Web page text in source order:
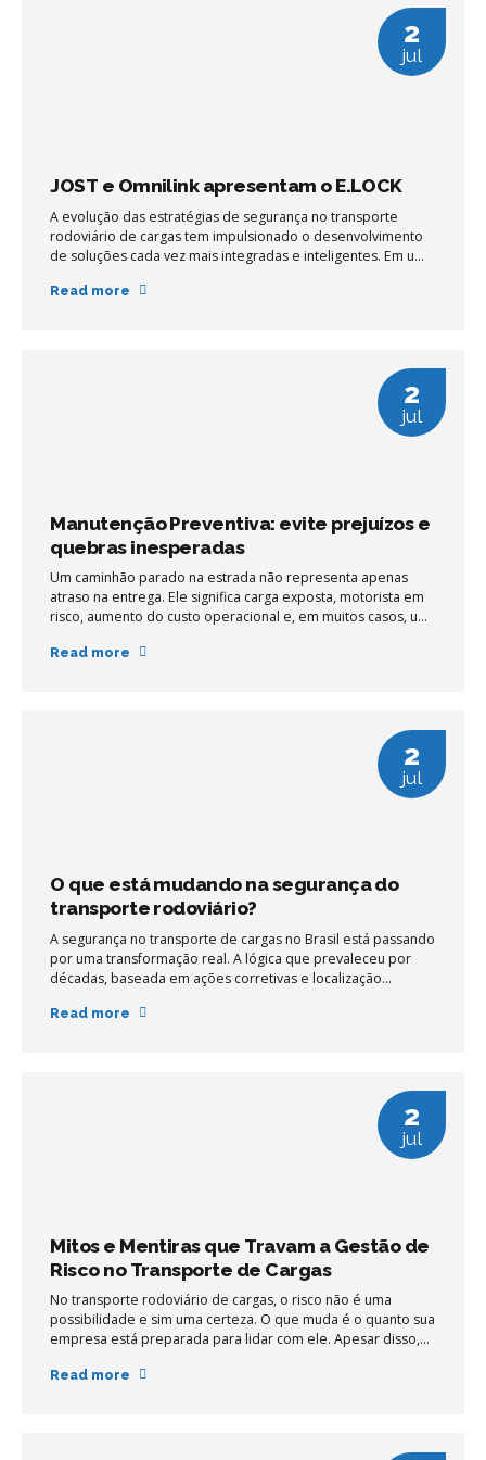
2
jul
JOST e Omnilink apresentam o E.LOCK
A evolução das estratégias de segurança no transporte
rodoviário de cargas tem impulsionado o desenvolvimento
de soluções cada vez mais integradas e inteligentes. Em um
sofisticadas, tecnologias que atuam diretamente nos pontos
Read more
2
jul
Manutenção Preventiva: evite prejuízos e
quebras inesperadas
Um caminhão parado na estrada não representa apenas
atraso na entrega. Ele significa carga exposta, motorista em
risco, aumento do custo operacional e, em muitos casos, um
origem em algo simples: a falta de manutenção preventiva
Read more
2
jul
O que está mudando na segurança do
transporte rodoviário?
A segurança no transporte de cargas no Brasil está passando
por uma transformação real. A lógica que prevaleceu por
décadas, baseada em ações corretivas e localização
prevenir, antecipar e automatizar.
Read more
2
jul
Mitos e Mentiras que Travam a Gestão de
Risco no Transporte de Cargas
No transporte rodoviário de cargas, o risco não é uma
possibilidade e sim uma certeza. O que muda é o quanto sua
empresa está preparada para lidar com ele. Apesar disso,
tratando a gestão de risco como algo opcional, quase como
Read more